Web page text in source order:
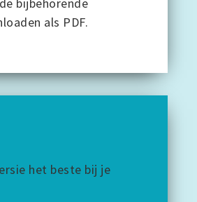
en leveranciers,
als PDF.
het beste bij je